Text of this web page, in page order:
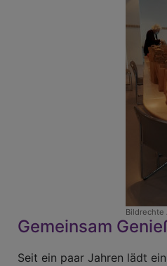
Bildrechte
Gemeinsam
Seit ein paar Jahren lädt